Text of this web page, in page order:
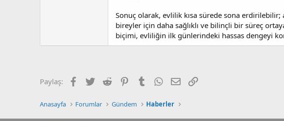
Sonuç olarak, evlilik kısa sürede sona
bireyler için daha sağlıklı ve bilinçli bir süreç
biçimi, evliliğin ilk günlerindeki hassas dengeyi
Paylaş: Facebook
TwitterReddit PinterestTumblrWhatsApp
E-postaLink
Anasayfa Forumlar Gündem Haberler